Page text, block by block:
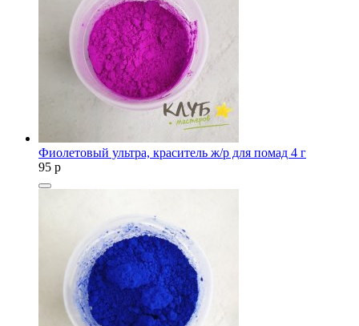
Фиолетовый ультра, краситель ж/р для помад 4 г
95 p